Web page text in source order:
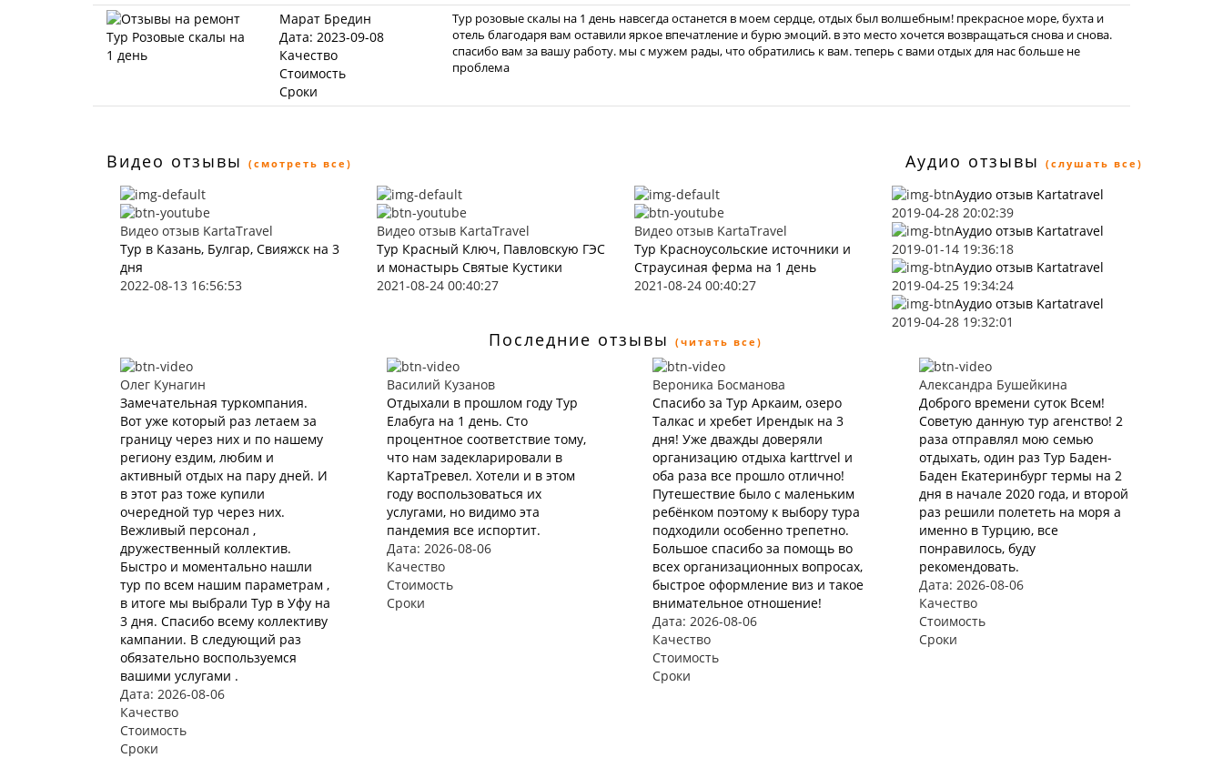
Марат Бредин
Дата: 2023-09-08
Качество
Стоимость
Сроки
Тур розовые скалы на 1 день навсегда останется в моем сердце, отдых был волшебным! прекрасное море, бухта и
отель благодаря вам оставили яркое впечатление и бурю эмоций. в это место хочется возвращаться снова и снова.
спасибо вам за вашу работу. мы с мужем рады, что обратились к вам. теперь с вами отдых для нас больше не
проблема
Видео отзывы (смотреть все) Аудио отзывы (слушать все)
Видео отзыв KartaTravel
Тур в Казань, Булгар, Свияжск на 3
дня
2022-08-13 16:56:53
Видео отзыв KartaTravel
Тур Красный Ключ, Павловскую ГЭС
и монастырь Святые Кустики
2021-08-24 00:40:27
Видео отзыв KartaTravel
Тур Красноусольские источники и
Страусиная ферма на 1 день
2021-08-24 00:40:27
Аудио отзыв Kartatravel
2019-04-28 20:02:39
Аудио отзыв Kartatravel
2019-01-14 19:36:18
Аудио отзыв Kartatravel
2019-04-25 19:34:24
Аудио отзыв Kartatravel
2019-04-28 19:32:01
Последние отзывы (читать все)
Олег Кунагин
Замечательная туркомпания.
Вот уже который раз летаем за
границу через них и по нашему
региону ездим, любим и
активный отдых на пару дней. И
в этот раз тоже купили
очередной тур через них.
Вежливый персонал ,
дружественный коллектив.
Быстро и моментально нашли
тур по всем нашим параметрам ,
в итоге мы выбрали Тур в Уфу на
3 дня. Спасибо всему коллективу
кампании. В следующий раз
обязательно воспользуемся
вашими услугами .
Дата: 2026-08-06
Качество
Стоимость
Сроки
Василий Кузанов
Отдыхали в прошлом году Тур
Елабуга на 1 день. Сто
процентное соответствие тому,
что нам задекларировали в
КартаТревел. Хотели и в этом
году воспользоваться их
услугами, но видимо эта
пандемия все испортит.
Дата: 2026-08-06
Качество
Стоимость
Сроки
Вероника Босманова
Спасибо за Тур Аркаим, озеро
Талкас и хребет Ирендык на 3
дня! Уже дважды доверяли
организацию отдыха karttrvel и
оба раза все прошло отлично!
Путешествие было с маленьким
ребёнком поэтому к выбору тура
подходили особенно трепетно.
Большое спасибо за помощь во
всех организационных вопросах,
быстрое оформление виз и такое
внимательное отношение!
Дата: 2026-08-06
Качество
Стоимость
Сроки
Александра Бушейкина
Доброго времени суток Всем!
Советую данную тур агенство! 2
раза отправлял мою семью
отдыхать, один раз Тур Баден-
Баден Екатеринбург термы на 2
дня в начале 2020 года, и второй
раз решили полететь на моря а
именно в Турцию, все
понравилось, буду
рекомендовать.
Дата: 2026-08-06
Качество
Стоимость
Сроки